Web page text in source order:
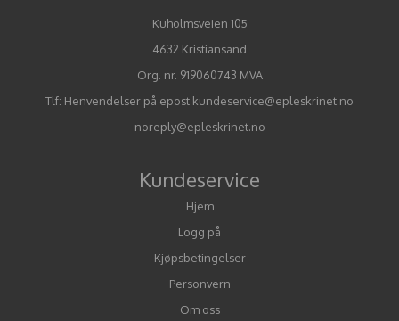
Kuholmsveien 105
4632 Kristiansand
Org. nr. 919060743 MVA
Tlf: Henvendelser på epost kundeservice@epleskrinet.no
noreply@epleskrinet.no
Kundeservice
Hjem
Logg på
Kjøpsbetingelser
Personvern
Om oss